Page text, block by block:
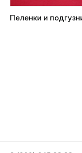
Пеленки и